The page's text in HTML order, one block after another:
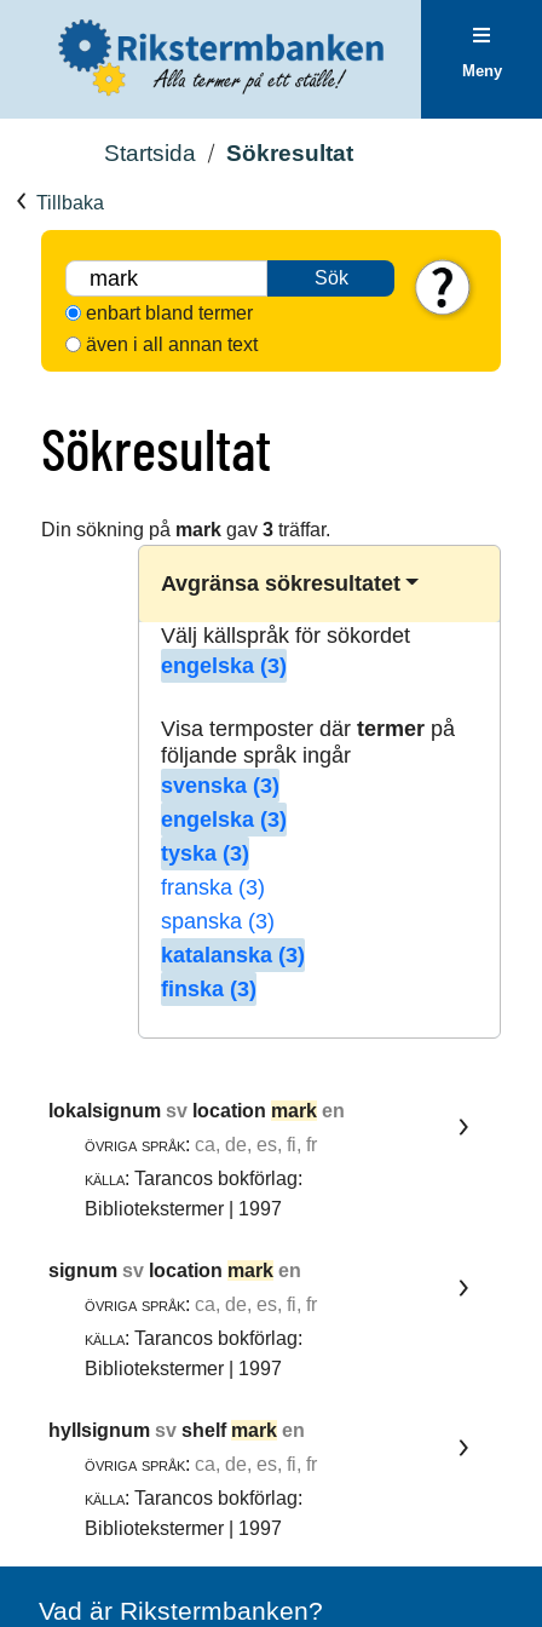
Meny
Startsida Sökresultat
Tillbaka
Sök
enbart bland termer
även i all annan text
Sökresultat
Din sökning på markgav 3träffar.
Avgränsa sökresultatet
Välj källspråk för sökordet
engelska (3)
Visa termposter där termerpå
följande språk ingår
svenska (3)
engelska (3)
tyska (3)
franska (3)
spanska (3)
katalanska (3)
finska (3)
lokalsignumsv location mark en
övriga språk: ca, de, es, fi, fr
källa: Tarancos bokförlag:
Bibliotekstermer | 1997
signumsv location mark en
övriga språk: ca, de, es, fi, fr
källa: Tarancos bokförlag:
Bibliotekstermer | 1997
hyllsignumsvshelf mark en
övriga språk: ca, de, es, fi, fr
källa: Tarancos bokförlag:
Bibliotekstermer | 1997
Vad är Rikstermbanken?